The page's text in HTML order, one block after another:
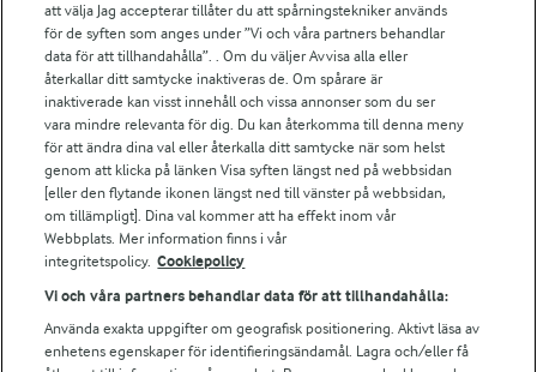
Arlas kundportal
Arla.com
Falbygdens Ost
Arla webbshop
Bildbank
Följ oss
att välja Jag accepterar tillåter du att spårningstekniker används
för de syften som anges under ”Vi och våra partners behandlar
data för att tillhandahålla”. . Om du väljer Avvisa alla eller
återkallar ditt samtycke inaktiveras de. Om spårare är
inaktiverade kan visst innehåll och vissa annonser som du ser
vara mindre relevanta för dig. Du kan återkomma till denna meny
för att ändra dina val eller återkalla ditt samtycke när som helst
genom att klicka på länken Visa syften längst ned på webbsidan
[eller den flytande ikonen längst ned till vänster på webbsidan,
om tillämpligt]. Dina val kommer att ha effekt inom vår
Webbplats. Mer information finns i vår
integritetspolicy. Cookiepolicy
Vi och våra partners behandlar data för att tillhandahålla:
Använda exakta uppgifter om geografisk positionering. Aktivt läsa av
enhetens egenskaper för identifieringsändamål. Lagra och/eller få